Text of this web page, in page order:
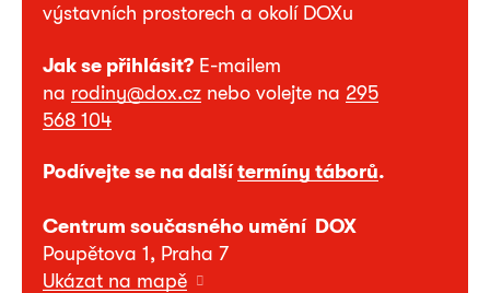
výstavních prostorech a okolí DOXu
Jak se přihlásit? E-mailem
na rodiny@dox.cz nebo volejte na 295
568 104
Podívejte se na dalšítermíny táborů.
Centrum současného umění DOX
Poupětova 1, Praha 7
Ukázat na mapě